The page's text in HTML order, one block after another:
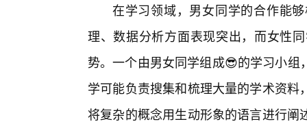
在学习领域，男女同学的合作能
理、数据分析方面表现突出，而女性
势。一个由男女同学组成😎的学习小
学可能负责搜集和梳理大量的学术资
将复杂的概念用生动形象的语言进行